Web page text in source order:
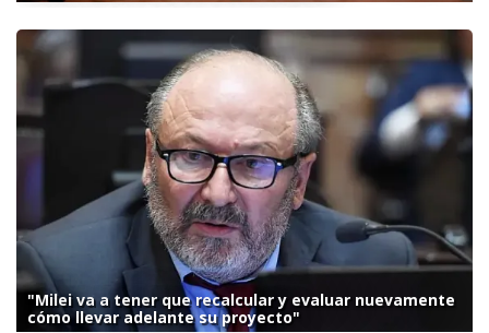
"Milei va a tener que recalcular y evaluar nuevamente
cómo llevar adelante su proyecto"